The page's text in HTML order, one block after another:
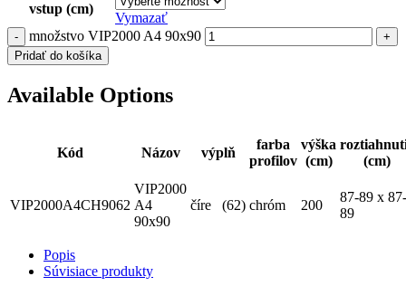
vstup (cm)
Vymazať
množstvo VIP2000 A4 90x90
Pridať do košíka
Available Options
Kód Názov výplň
farba
profilov
výška
(cm)
(cm)
VIP2000A4CH9062
VIP2000
A4
90x90
číre⠀(62) chróm 200
87-89 x 87-
89
Popis
Súvisiace produkty